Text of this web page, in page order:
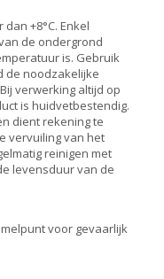
+8°C. Enkel
de ondergrond
is. Gebruik
de noodzakelijke
verwerking altijd op
is huidvetbestendig.
dient rekening te
vervuiling van het
reinigen met
levensduur van de
voor gevaarlijk